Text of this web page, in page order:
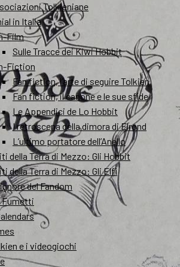
Tolkieniane
in Italia
Film
Sulle Tracce dei Kiwi Hobbit
Fiction
Fan fiction, l’arte di seguire Tolkien
Fan fiction, il canone e le sue sfide
Le Appendici de Lo Hobbit
I retroscena della dimora di Elrond
L’ultimo portatore dell’Anello
della Terra di Mezzo: Gli Hobbit
della Terra di Mezzo: Gli Elfi
del Fandom
Fumetti
e i videogiochi